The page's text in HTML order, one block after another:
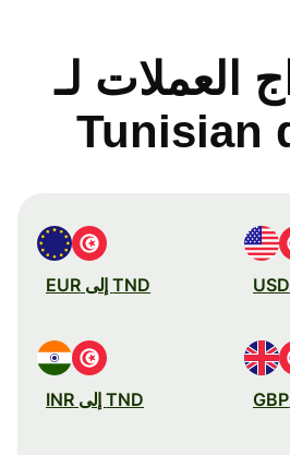
العملات لـ
Tunisian
TND إلى EUR
TND إلى INR